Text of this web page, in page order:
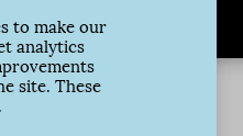
to make our
analytics
site. These